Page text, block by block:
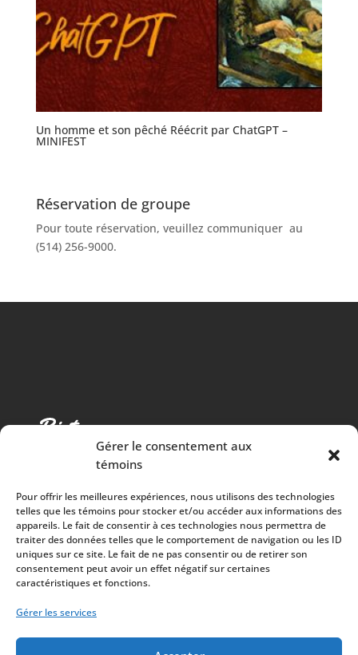
Gérer le consentement aux
témoins
Pour offrir les meilleures expériences, nous utilisons des technologies
telles que les témoins pour stocker et/ou accéder aux informations des
appareils. Le fait de consentir à ces technologies nous permettra de
traiter des données telles que le comportement de navigation ou les ID
uniques sur ce site. Le fait de ne pas consentir ou de retirer son
consentement peut avoir un effet négatif sur certaines
caractéristiques et fonctions.
Gérer les services
Un homme et son pêché Réécrit par ChatGPT –
MINIFEST
Réservation de groupe
Pour toute réservation, veuillez communiquer au
(514) 256-9000.
Cuisine chaleureuse, spectacles de qualité et 100%
des surplus versés à la communauté
À PROPOS
Mission
Artistes